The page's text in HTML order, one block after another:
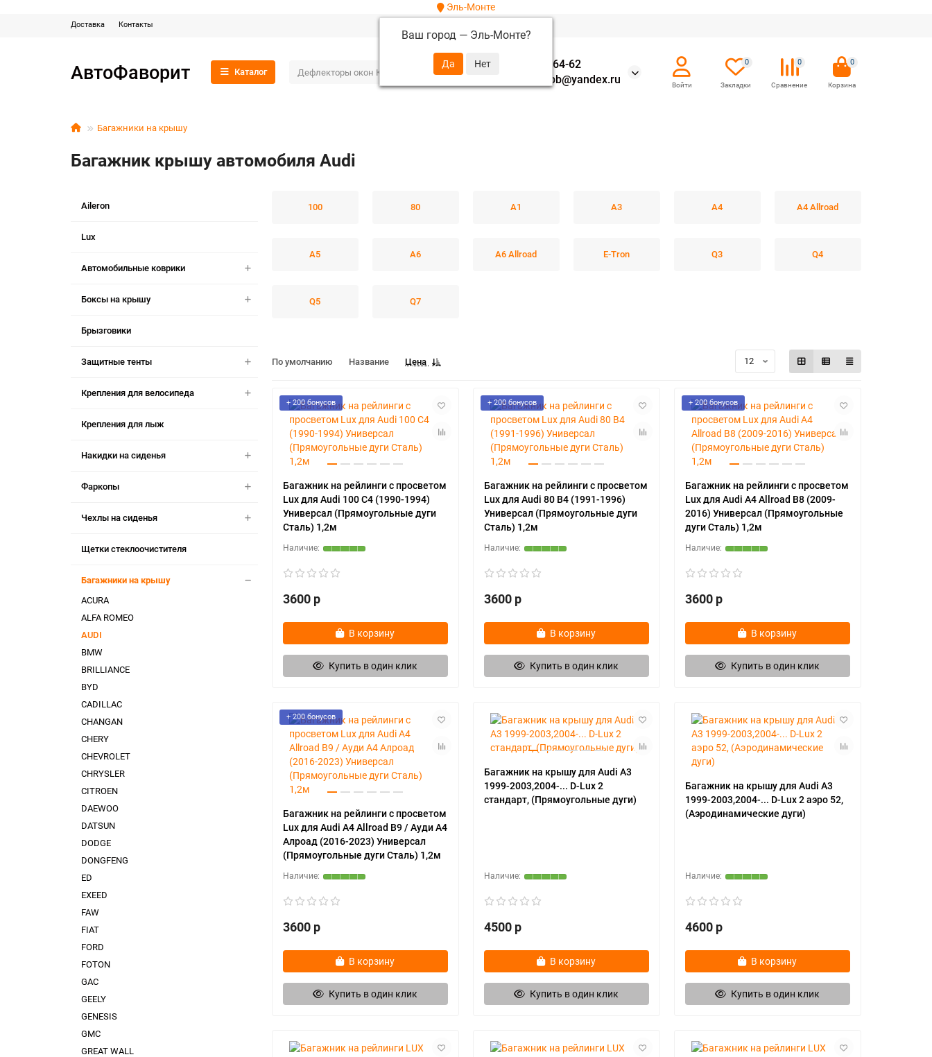
Эль-Монте
Ваш город — Эль-Монте?
Доставка Контакты
АвтоФаворит Каталог
+7 (952) 288-64-62
autofavorit-spb@yandex.ru
0 0 0
Багажники на крышу
Багажник крышу автомобиля Audi
Aileron
Lux
Автомобильные коврики
Боксы на крышу
Брызговики
Защитные тенты
Крепления для велосипеда
Крепления для лыж
Накидки на сиденья
Фаркопы
Чехлы на сиденья
Щетки стеклоочистителя
Багажники на крышу
ACURA
ALFA ROMEO
AUDI
BMW
BRILLIANCE
BYD
CADILLAC
CHANGAN
CHERY
CHEVROLET
CHRYSLER
CITROEN
DAEWOO
DATSUN
DODGE
DONGFENG
ED
EXEED
FAW
FIAT
FORD
FOTON
GAC
GEELY
GENESIS
GMC
GREAT WALL
100 80 A1 A3 A4 A4 Allroad
A5 A6 A6 Allroad E-Tron Q3 Q4
Q5 Q7
По умолчанию Название Цена
+ 200 бонусов
Багажник на рейлинги с просветом
Lux для Audi 100 C4 (1990-1994)
Универсал (Прямоугольные дуги
Сталь) 1,2м
3600 р
В корзину
Купить в один клик
+ 200 бонусов
Багажник на рейлинги с просветом
Lux для Audi 80 B4 (1991-1996)
Универсал (Прямоугольные дуги
Сталь) 1,2м
3600 р
В корзину
Купить в один клик
+ 200 бонусов
Багажник на рейлинги с просветом
Lux для Audi A4 Allroad B8 (2009-
2016) Универсал (Прямоугольные
дуги Сталь) 1,2м
3600 р
В корзину
Купить в один клик
+ 200 бонусов
Багажник на рейлинги с просветом
Lux для Audi A4 Allroad B9 / Ауди А4
Алроад (2016-2023) Универсал
(Прямоугольные дуги Сталь) 1,2м
3600 р
В корзину
Купить в один клик
Багажник на крышу для Audi А3
1999-2003,2004-... D-Lux 2
стандарт, (Прямоугольные дуги)
4500 р
В корзину
Купить в один клик
Багажник на крышу для Audi А3
1999-2003,2004-... D-Lux 2 аэро 52,
(Аэродинамические дуги)
4600 р
В корзину
Купить в один клик